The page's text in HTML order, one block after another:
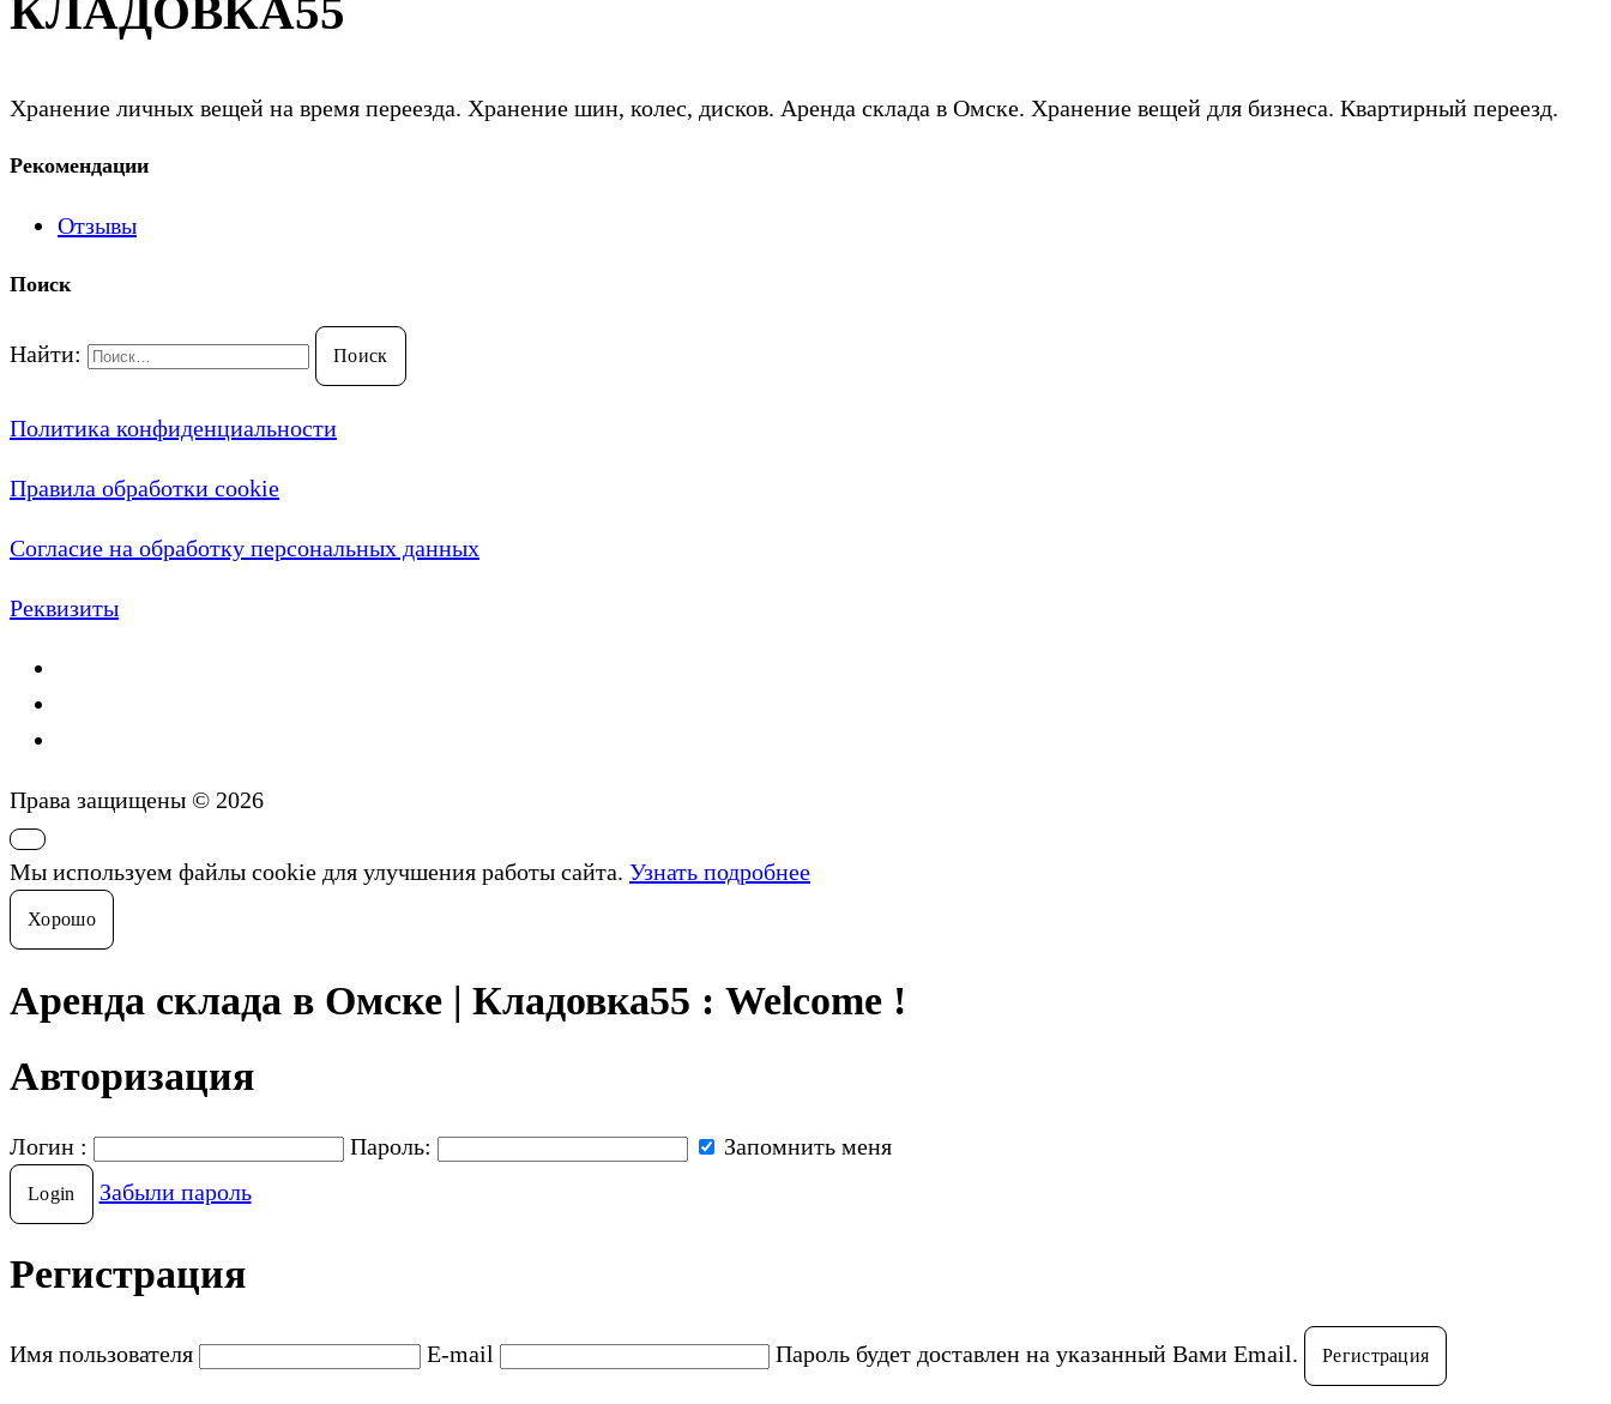
КЛАДОВКА55
Хранение личных вещей на время переезда. Хранение шин, колес, дисков. Аренда склада в Омске. Хранение вещей для бизнеса. Квартирный переезд.
Рекомендации
Отзывы
Поиск
Найти:
Политика конфиденциальности
Правила обработки cookie
Согласие на обработку персональных данных
Реквизиты
Права защищены © 2026
Мы используем файлы cookie для улучшения работы сайта. Узнать подробнее
Хорошо
Аренда склада в Омске | Кладовка55 : Welcome !
Авторизация
Логин : Пароль:
Запомнить меня
Забыли пароль
Регистрация
Имя пользователя E-mail Пароль будет доставлен на указанный Вами Email.